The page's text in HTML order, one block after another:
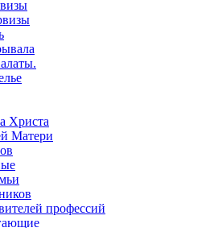
Христа
Матери
профессий